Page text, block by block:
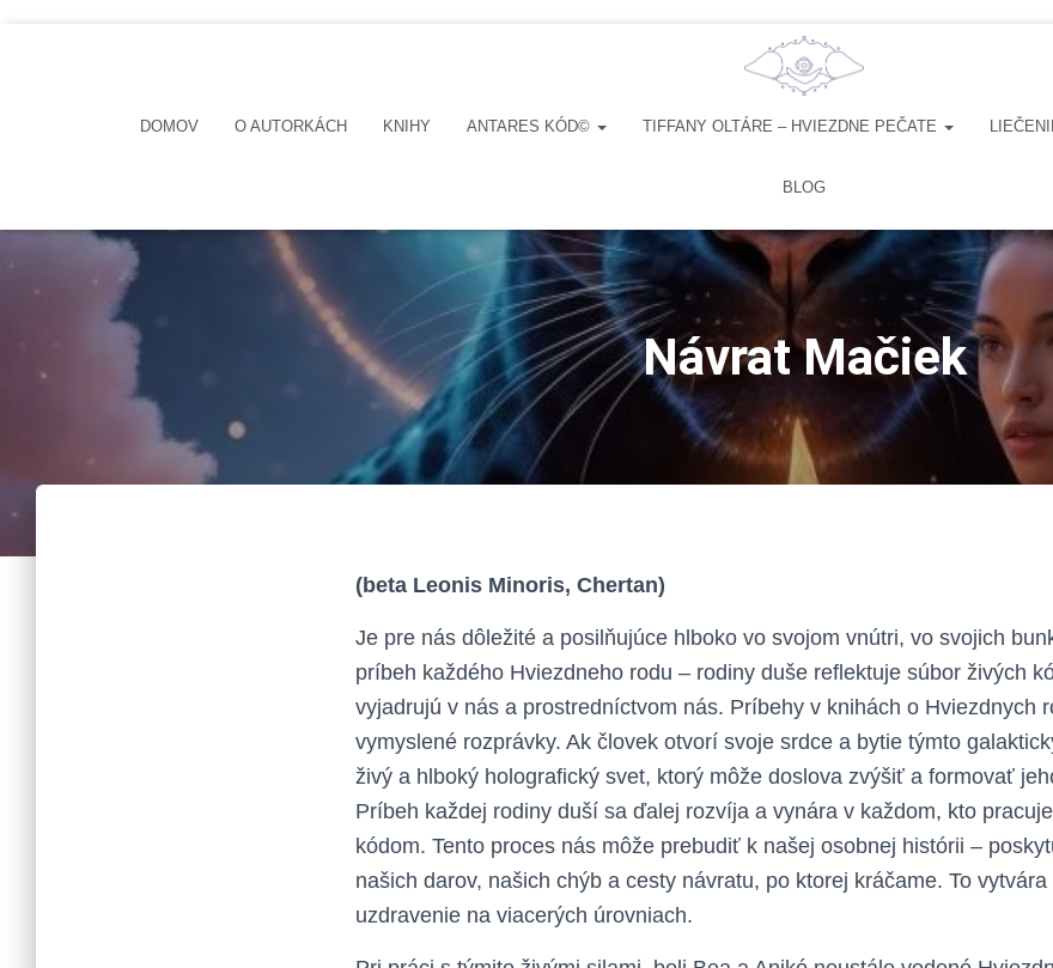
DOMOV O AUTORKÁCH KNIHY ANTARES KÓD© TIFFANY OLTÁRE – HVIEZDNE PEČATE
BLOG
Návrat Mačiek
(beta Leonis Minoris, Chertan)
Je pre nás dôležité a posilňujúce hlboko vo svojom vnútri, vo svojich
príbeh každého Hviezdneho rodu – rodiny duše reflektuje súbor živých
vyjadrujú v nás a prostredníctvom nás. Príbehy v knihách o Hviezdnych
vymyslené rozprávky. Ak človek otvorí svoje srdce a bytie týmto
živý a hlboký holografický svet, ktorý môže doslova zvýšiť a formovať
Príbeh každej rodiny duší sa ďalej rozvíja a vynára v každom, kto
kódom. Tento proces nás môže prebudiť k našej osobnej histórii –
našich darov, našich chýb a cesty návratu, po ktorej kráčame. To
uzdravenie na viacerých úrovniach.